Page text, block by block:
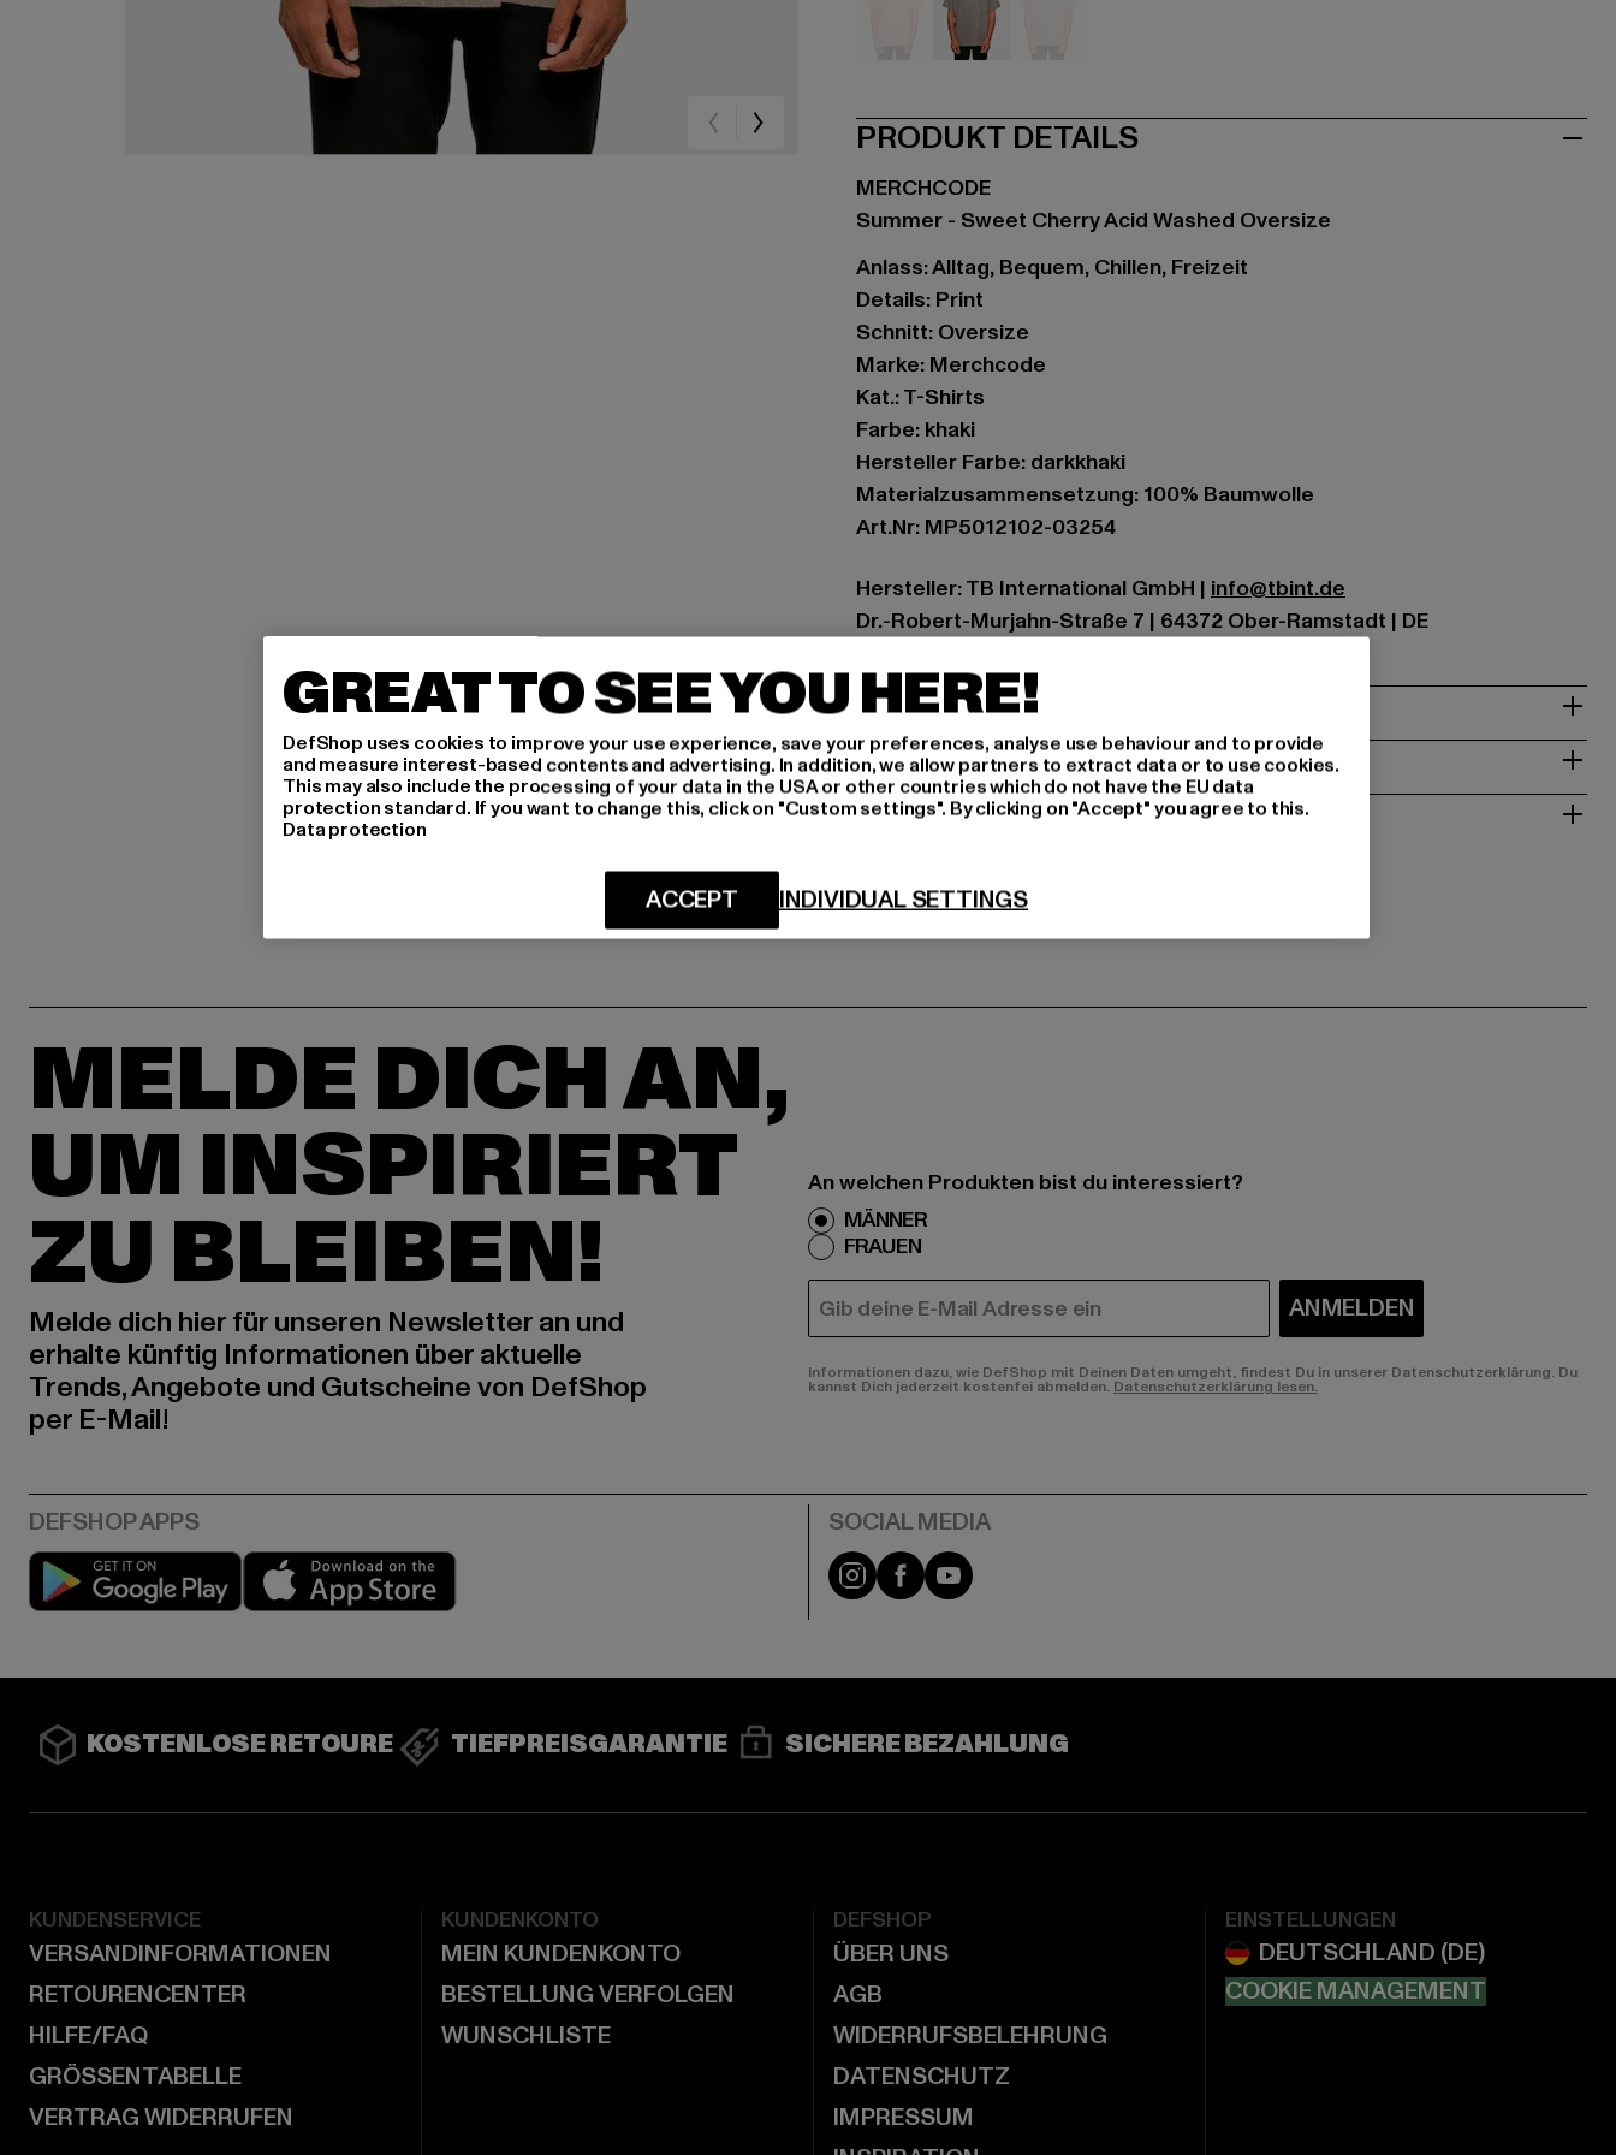
PRODUKT DETAILS
MERCHCODE
Summer - Sweet Cherry Acid Washed Oversize
Anlass: Alltag, Bequem, Chillen, Freizeit
Details: Print
Schnitt: Oversize
Marke: Merchcode
Kat.: T-Shirts
Farbe: khaki
Hersteller Farbe: darkkhaki
Materialzusammensetzung: 100% Baumwolle
Art.Nr: MP5012102-03254
Hersteller: TB International GmbH | info@tbint.de
Dr.-Robert-Murjahn-Straße 7 | 64372 Ober-Ramstadt | DE
GRÖSSE & PASSFORM
PFLEGEHINWEISE
LIEFERUNG & RÜCKGABE
MELDE DICH AN,
UM INSPIRIERT
ZU BLEIBEN!
Melde dich hier für unseren Newsletter an und
erhalte künftig Informationen über aktuelle
Trends, Angebote und Gutscheine von DefShop
per E-Mail!
An welchen Produkten bist du interessiert?
MÄNNER
FRAUEN
E-MAIL ANMELDEN
Informationen dazu, wie DefShop mit Deinen Daten umgeht, findest Du in unserer Datenschutzerklärung. Du
kannst Dich jederzeit kostenfei abmelden. Datenschutzerklärung lesen.
Play market Instagram
FacebookYouTube
KOSTENLOSE RETOURE TIEFPREISGARANTIE SICHERE BEZAHLUNG
KUNDENSERVICE
VERSANDINFORMATIONEN
RETOURENCENTER
HILFE/FAQ
GRÖSSENTABELLE
VERTRAG WIDERRUFEN
KUNDENKONTO
MEIN KUNDENKONTO
BESTELLUNG VERFOLGEN
WUNSCHLISTE
DEFSHOP
ÜBER UNS
AGB
WIDERRUFSBELEHRUNG
DATENSCHUTZ
IMPRESSUM
EINSTELLUNGEN
COOKIE MANAGEMENT
GREAT TO SEE YOU HERE!
DefShop uses cookies to improve your use experience, save your preferences, analyse use behaviour and to provide
and measure interest-based contents and advertising. In addition, we allow partners to extract data or to use cookies.
This may also include the processing of your data in the USA or other countries which do not have the EU data
protection standard. If you want to change this, click on "Custom settings". By clicking on "Accept" you agree to this.
Data protection
INDIVIDUAL SETTINGS
ACCEPT